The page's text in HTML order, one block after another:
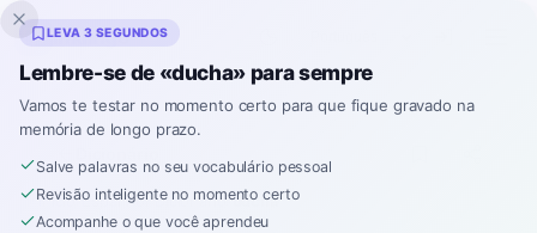
Inklingo
Início›Espanhol›Dicionário›ducha
LEVA 3 SEGUNDOS
Lembre-se de «ducha» para sempre
Vamos te testar no momento certo para que fique gravado na
memória de longo prazo.
Salve palavras no seu vocabulário pessoal
Revisão inteligente no momento certo
Acompanhe o que você aprendeu